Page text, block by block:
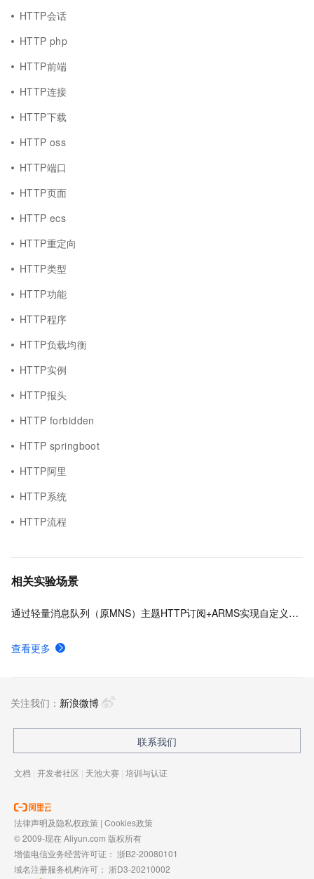
HTTP会话
HTTP php
HTTP前端
HTTP连接
HTTP下载
HTTP oss
HTTP端口
HTTP页面
HTTP ecs
HTTP重定向
HTTP类型
HTTP功能
HTTP程序
HTTP负载均衡
HTTP实例
HTTP报头
HTTP forbidden
HTTP springboot
HTTP阿里
HTTP系统
HTTP流程
相关实验场景
通过轻量消息队列（原MNS）主题HTTP订阅+ARMS实现自定义数据多渠道告警
查看更多
关注我们： 新浪微博
联系我们
文档 | 开发者社区 | 天池大赛 | 培训与认证
法律声明及隐私权政策 | Cookies政策
© 2009-现在 Aliyun.com 版权所有
增值电信业务经营许可证： 浙B2-20080101
域名注册服务机构许可： 浙D3-20210002